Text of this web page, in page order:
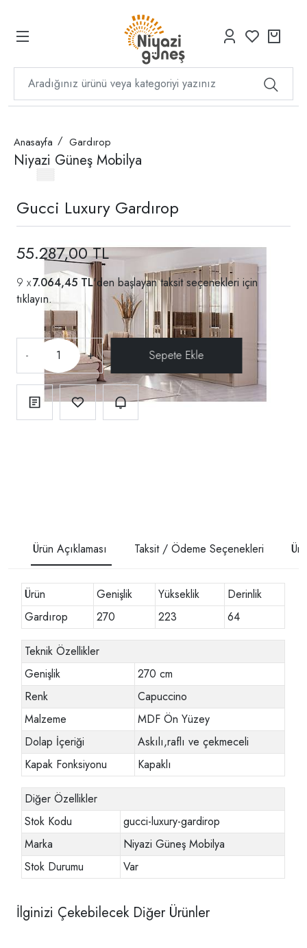
Anasayfa Gardırop
Niyazi Güneş Mobilya
Gucci Luxury Gardırop
55.287,00 TL
7.064,45 TL'den başlayan taksit seçenekleri için
tıklayın.
- +
Ürün Açıklaması Taksit / Ödeme Seçenekleri
Ürün Genişlik Yükseklik
Derinlik
Gardırop
270 223 64
Teknik Özellikler
Genişlik
270 cm
Renk
Capuccino
Malzeme
MDF Ön Yüzey
Dolap İçeriği
Askılı,raflı ve çekmeceli
Kapak Fonksiyonu
Kapaklı
Diğer Özellikler
Stok Kodu
gucci-luxury-gardirop
Marka
Niyazi Güneş Mobilya
Stok Durumu
Var
İlginizi Çekebilecek Diğer Ürünler